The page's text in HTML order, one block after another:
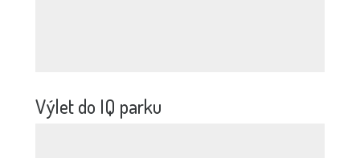
Výlet do IQ parku